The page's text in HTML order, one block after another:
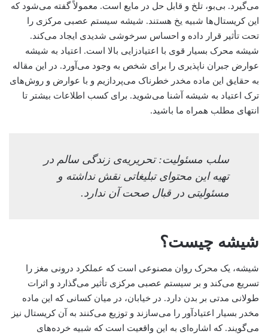
می‌گیرد. بی‌بو، تلخ و قابل حل در مایع است. معمولاً گفته می‌شود که
این کریستال‌ها شبیه یخ هستند. شیشه سیستم عصبی مرکزی را
تحت تأثیر قرار داده و احساس سرخوشی شدیدی ایجاد می‌کند.
شیشه محرک بسیار قوی با اعتیادزایی بالا است. اعتیاد به شیشه
عوارض جبران ناپذیری را برای شخص به وجود می‌آورد. در این مقاله
به حقایق این ماده مخدر خطرناک می‌پردازیم و با عوارض و روش‌های
ترک اعتیاد به شیشه آشنا می‌شوید. برای کسب اطلاعات بیشتر تا
انتهای مطلب همراه ما باشید.
سلب‌ مسئولیت: تحریریه‌ی زندگی سالم در
تهیه‌ این محتوای تبلیغاتی نقش نداشته و
مسئولیتی در قبال صحت آن ندارد.
شیشه چیست؟
شیشه، یک محرک روان مصنوعی است که عملکرد درونی مغز را
تسریع می‌کند و بر سیستم عصبی مرکزی تأثیر می‌گذارد و اثرات
طولانی مدتی بر بدن دارد. در خیابان، در میان کسانی که این ماده
مخدر بسیار اعتیاد‌آور را می‌سازند و توزیع می‌کنند به آن کریستال نیز
می‌گویند. که اشاره‌ای به این واقعیت است که شبیه خرده‌های